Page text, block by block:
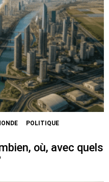
POLITIQUE
où, avec quels